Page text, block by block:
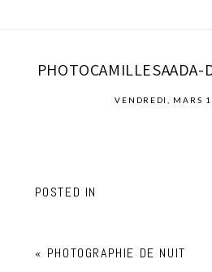
PHOTOCAMILLESAADA-
VENDREDI, MARS
POSTED IN
« PHOTOGRAPHIE DE NUIT